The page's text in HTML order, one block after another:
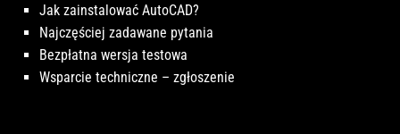
Jak zainstalować AutoCAD?
Najczęściej zadawane pytania
Bezpłatna wersja testowa
Wsparcie techniczne – zgłoszenie